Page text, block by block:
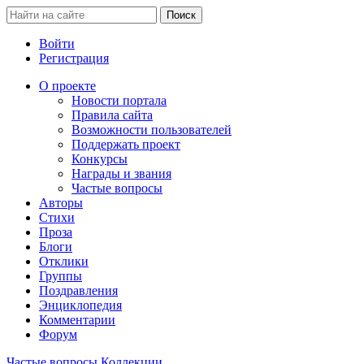
Войти
Регистрация
О проекте
Новости портала
Правила сайта
Возможности пользователей
Поддержать проект
Конкурсы
Награды и звания
Частые вопросы
Авторы
Стихи
Проза
Блоги
Отклики
Группы
Поздравления
Энциклопедия
Комментарии
Форум